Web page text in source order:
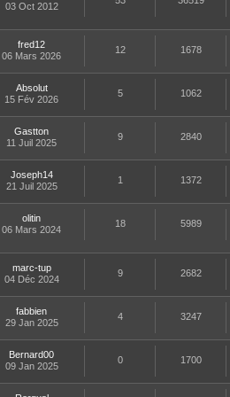
03 Oct 2012
fred12
06 Mars 2026
12 1678
Absolut
15 Fév 2026
5 1062
Gastton
11 Juil 2025
9 2840
Joseph14
21 Juil 2025
1 1372
olitin
06 Mars 2024
18 5989
marc-tup
04 Déc 2024
9 2682
fabbien
29 Jan 2025
4 3247
Bernard00
09 Jan 2025
0 1700